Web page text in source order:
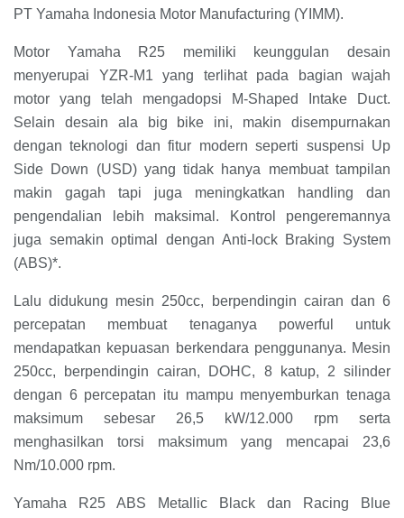
PT Yamaha Indonesia Motor Manufacturing (YIMM).
Motor Yamaha R25 memiliki keunggulan desain
menyerupai YZR-M1 yang terlihat pada bagian wajah
motor yang telah mengadopsi M-Shaped Intake Duct.
Selain desain ala big bike ini, makin disempurnakan
dengan teknologi dan fitur modern seperti suspensi Up
Side Down (USD) yang tidak hanya membuat tampilan
makin gagah tapi juga meningkatkan handling dan
pengendalian lebih maksimal. Kontrol pengeremannya
juga semakin optimal dengan Anti-lock Braking System
(ABS)*.
Lalu didukung mesin 250cc, berpendingin cairan dan 6
percepatan membuat tenaganya powerful untuk
mendapatkan kepuasan berkendara penggunanya. Mesin
250cc, berpendingin cairan, DOHC, 8 katup, 2 silinder
dengan 6 percepatan itu mampu menyemburkan tenaga
maksimum sebesar 26,5 kW/12.000 rpm serta
menghasilkan torsi maksimum yang mencapai 23,6
Nm/10.000 rpm.
Yamaha R25 ABS Metallic Black dan Racing Blue